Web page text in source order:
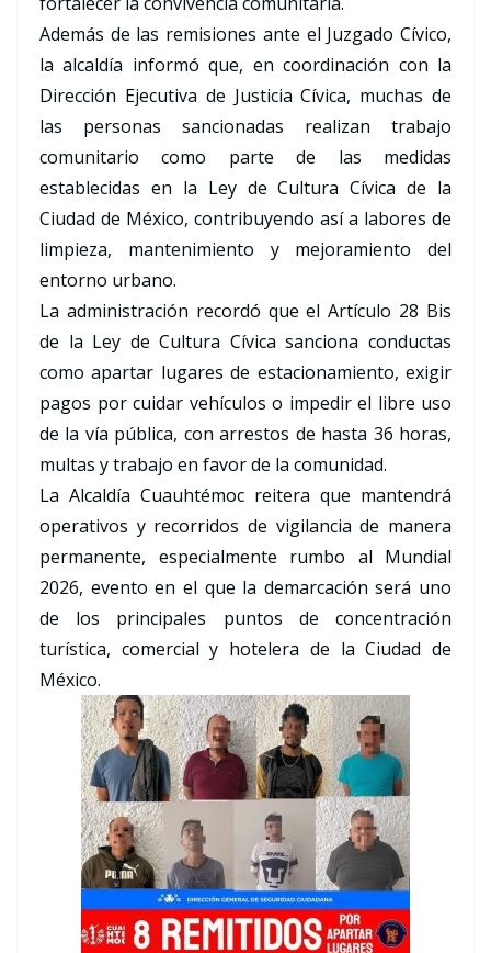
Además de las remisiones ante el Juzgado Cívico,
la alcaldía informó que, en coordinación con la
Dirección Ejecutiva de Justicia Cívica, muchas de
las personas sancionadas realizan trabajo
comunitario como parte de las medidas
establecidas en la Ley de Cultura Cívica de la
Ciudad de México, contribuyendo así a labores de
limpieza, mantenimiento y mejoramiento del
entorno urbano.
La administración recordó que el Artículo 28 Bis
de la Ley de Cultura Cívica sanciona conductas
como apartar lugares de estacionamiento, exigir
pagos por cuidar vehículos o impedir el libre uso
de la vía pública, con arrestos de hasta 36 horas,
multas y trabajo en favor de la comunidad.
La Alcaldía Cuauhtémoc reitera que mantendrá
operativos y recorridos de vigilancia de manera
permanente, especialmente rumbo al Mundial
2026, evento en el que la demarcación será uno
de los principales puntos de concentración
turística, comercial y hotelera de la Ciudad de
México.